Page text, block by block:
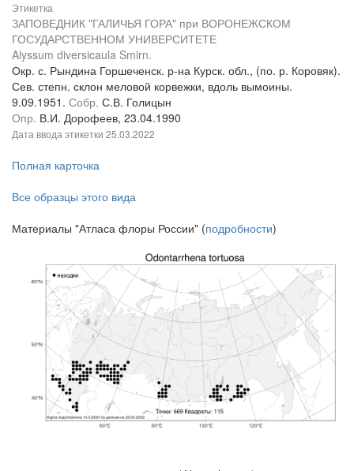
Этикетка
ЗАПОВЕДНИК "ГАЛИЧЬЯ ГОРА" при ВОРОНЕЖСКОМ
ГОСУДАРСТВЕННОМ УНИВЕРСИТЕТЕ
Alyssum diversicaula Smirn.
Окр. с. Рындина Горшеченск. р-на Курск. обл., (по. р. Коровяк).
Сев. степн. склон меловой корвежки, вдоль вымоины.
9.09.1951. Собр. С.В. Голицын
Опр. В.И. Дорофеев, 23.04.1990
Дата ввода этикетки 25.03.2022
Полная карточка
Все образцы этого вида
Материалы "Атласа флоры России" (подробности)